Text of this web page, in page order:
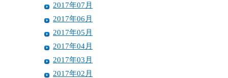
2017年07月
2017年06月
2017年05月
2017年04月
2017年03月
2017年02月